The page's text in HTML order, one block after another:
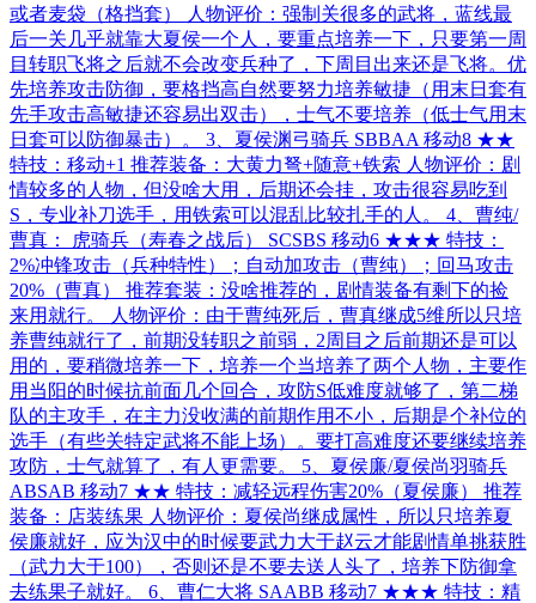
或者麦袋（格挡套） 人物评价：强制关很多的武将，蓝线最
后一关几乎就靠大夏侯一个人，要重点培养一下，只要第一周
目转职飞将之后就不会改变兵种了，下周目出来还是飞将。优
先培养攻击防御，要格挡高自然要努力培养敏捷（用末日套有
先手攻击高敏捷还容易出双击），士气不要培养（低士气用末
日套可以防御暴击）。 3、夏侯渊弓骑兵 SBBAA 移动8 ★★
特技：移动+1 推荐装备：大黄力弩+随意+铁索 人物评价：剧
情较多的人物，但没啥大用，后期还会挂，攻击很容易吃到
S，专业补刀选手，用铁索可以混乱比较扎手的人。 4、曹纯/
曹真： 虎骑兵（寿春之战后） SCSBS 移动6 ★★★ 特技：
2%冲锋攻击（兵种特性）；自动加攻击（曹纯）；回马攻击
20%（曹真） 推荐套装：没啥推荐的，剧情装备有剩下的捡
来用就行。 人物评价：由于曹纯死后，曹真继成5维所以只培
养曹纯就行了，前期没转职之前弱，2周目之后前期还是可以
用的，要稍微培养一下，培养一个当培养了两个人物，主要作
用当阳的时候抗前面几个回合，攻防S低难度就够了，第二梯
队的主攻手，在主力没收满的前期作用不小，后期是个补位的
选手（有些关特定武将不能上场）。要打高难度还要继续培养
攻防，士气就算了，有人更需要。 5、夏侯廉/夏侯尚羽骑兵
ABSAB 移动7 ★★ 特技：减轻远程伤害20%（夏侯廉） 推荐
装备：店装练果 人物评价：夏侯尚继成属性，所以只培养夏
侯廉就好，应为汉中的时候要武力大于赵云才能剧情单挑获胜
（武力大于100），否则还是不要去送人头了，培养下防御拿
去练果子就好。 6、曹仁大将 SAABB 移动7 ★★★ 特技：精